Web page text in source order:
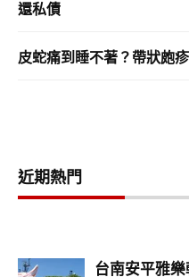
還私債
皮蛇痛到睡不著？帶狀皰
近期熱門